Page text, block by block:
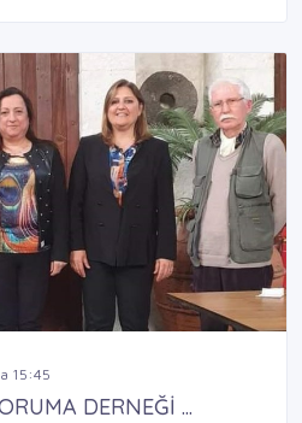
15:45
DERNEĞİ ...